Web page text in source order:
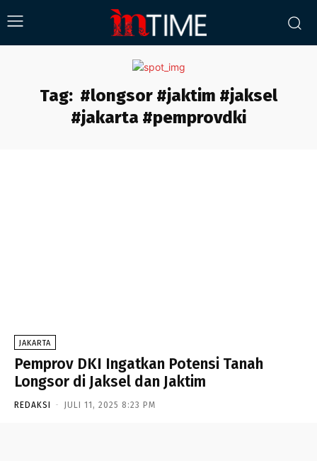
Tag: #longsor #jaktim #jaksel
#jakarta #pemprovdki
JAKARTA
Pemprov DKI Ingatkan Potensi Tanah
Longsor di Jaksel dan Jaktim
REDAKSI - JULI 11, 2025 8:23 PM